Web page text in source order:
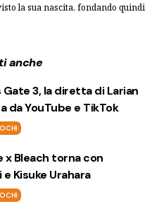
la sua nascita, fondando quindi
anche
Gate 3, la diretta di Larian
da YouTube e TikTok
x Bleach torna con
Kisuke Urahara